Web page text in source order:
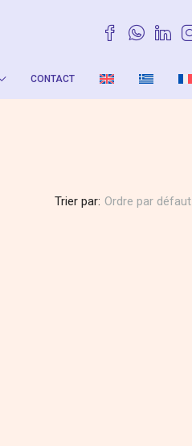
CONTACT
Trier par: Ordre par défaut